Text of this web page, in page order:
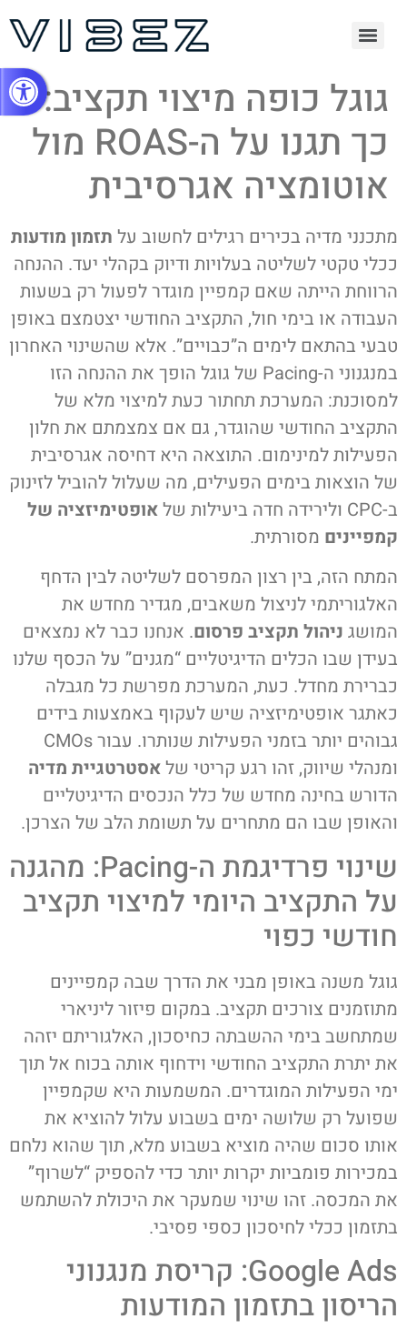
Open toolbarגוגל כופה מיצוי תקציב:
כך תגנו על ה-ROAS מול
אוטומציה אגרסיבית
מתכנני מדיה בכירים רגילים לחשוב על תזמון מודעות
ככלי טקטי לשליטה בעלויות ודיוק בקהלי יעד. ההנחה
הרווחת הייתה שאם קמפיין מוגדר לפעול רק בשעות
העבודה או בימי חול, התקציב החודשי יצטמצם באופן
טבעי בהתאם לימים ה”כבויים”. אלא שהשינוי האחרון
במנגנוני ה-Pacing של גוגל הופך את ההנחה הזו
למסוכנת: המערכת תחתור כעת למיצוי מלא של
התקציב החודשי שהוגדר, גם אם צמצמתם את חלון
הפעילות למינימום. התוצאה היא דחיסה אגרסיבית
של הוצאות בימים הפעילים, מה שעלול להוביל לזינוק
ב-CPC ולירידה חדה ביעילות של
אופטימיזציה של
קמפיינים מסורתית.
המתח הזה, בין רצון המפרסם לשליטה לבין הדחף
האלגוריתמי לניצול משאבים, מגדיר מחדש את
המושג ניהול תקציב פרסום. אנחנו כבר לא נמצאים
בעידן שבו הכלים הדיגיטליים “מגנים” על הכסף שלנו
כברירת מחדל. כעת, המערכת מפרשת כל מגבלה
כאתגר אופטימיזציה שיש לעקוף באמצעות בידים
גבוהים יותר בזמני הפעילות שנותרו. עבור CMOs
ומנהלי שיווק, זהו רגע קריטי שלאסטרטגיית מדיה
הדורש בחינה מחדש של כלל הנכסים הדיגיטליים
והאופן שבו הם מתחרים על תשומת הלב של הצרכן.
שינוי פרדיגמת ה-Pacing: מהגנה
על התקציב היומי למיצוי תקציב
חודשי כפוי
גוגל משנה באופן מבני את הדרך שבה קמפיינים
מתוזמנים צורכים תקציב. במקום פיזור ליניארי
שמתחשב בימי ההשבתה כחיסכון, האלגוריתם יזהה
את יתרת התקציב החודשי וידחוף אותה בכוח אל תוך
ימי הפעילות המוגדרים. המשמעות היא שקמפיין
שפועל רק שלושה ימים בשבוע עלול להוציא את
אותו סכום שהיה מוציא בשבוע מלא, תוך שהוא נלחם
במכירות פומביות יקרות יותר כדי להספיק “לשרוף”
את המכסה. זהו שינוי שמעקר את היכולת להשתמש
בתזמון ככלי לחיסכון כספי פסיבי.
Google Ads: קריסת מנגנוני
הריסון בתזמון המודעות